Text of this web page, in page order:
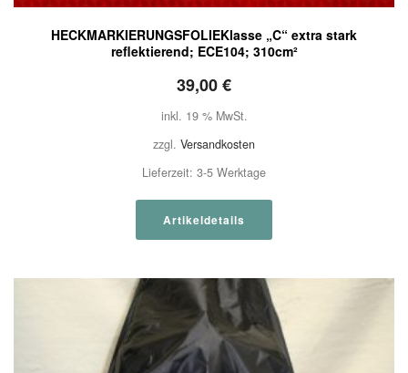
HECKMARKIERUNGSFOLIEKlasse „C“ extra stark
reflektierend; ECE104; 310cm²
39,00€
inkl. 19 % MwSt.
zzgl. Versandkosten
Lieferzeit: 3-5 Werktage
Artikeldetails